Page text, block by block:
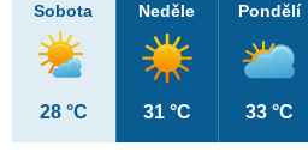
Sobota
28 °C
Neděle
31 °C
Pondělí
33 °C